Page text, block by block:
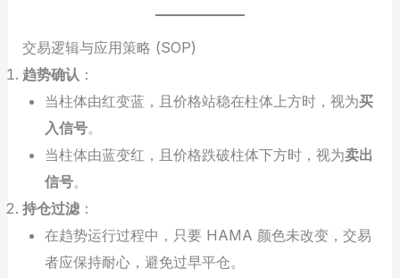
交易逻辑与应用策略 (SOP)
趋势确认 ：
当柱体由红变蓝，且价格站稳在柱体上方时，视为买
入信号。
当柱体由蓝变红，且价格跌破柱体下方时，视为卖出
信号。
持仓过滤：
在趋势运行过程中，只要 HAMA 颜色未改变，交易
者应保持耐心，避免过早平仓。